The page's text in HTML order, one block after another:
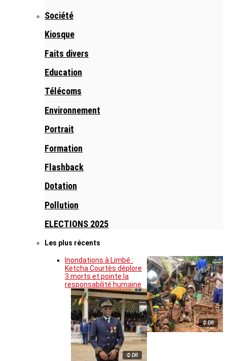
Société
Kiosque
Faits divers
Education
Télécoms
Environnement
Portrait
Formation
Flashback
Dotation
Pollution
ELECTIONS 2025
Les plus récents
© DR
Inondations à Limbé :
Ketcha Courtès déplore
3 morts et pointe la
responsabilité humaine
© DR